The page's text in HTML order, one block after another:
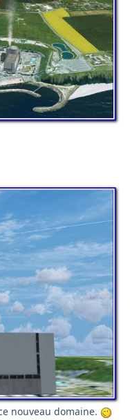
nouveau domaine.